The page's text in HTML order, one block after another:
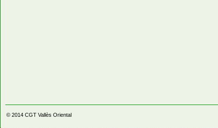
© 2014 CGT Vallès Oriental